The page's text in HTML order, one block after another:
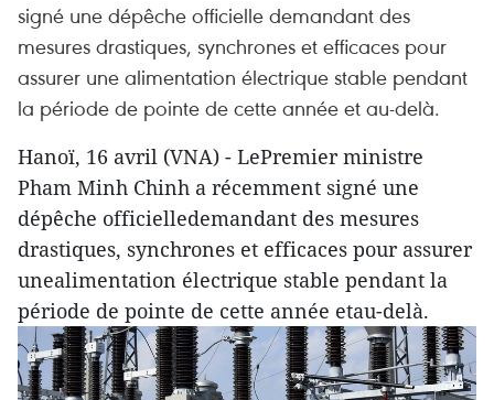
signé une dépêche officielle demandant des
mesures drastiques, synchrones et efficaces pour
assurer une alimentation électrique stable pendant
la période de pointe de cette année et au-delà.
Hanoï, 16 avril (VNA) - LePremier ministre
Pham Minh Chinh a récemment signé une
dépêche officielledemandant des mesures
drastiques, synchrones et efficaces pour assurer
unealimentation électrique stable pendant la
période de pointe de cette année etau-delà.